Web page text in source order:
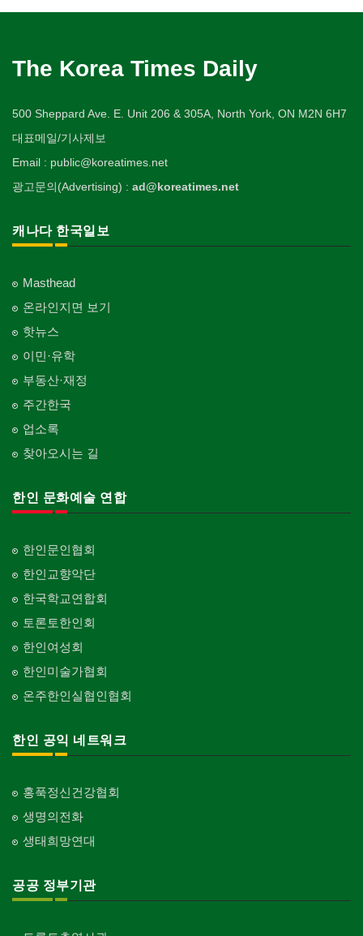
The Korea Times Daily
500 Sheppard Ave. E. Unit 206 & 305A, North York, ON M2N 6H7
대표메일/기사제보
Email : public@koreatimes.net
광고문의(Advertising) : ad@koreatimes.net
캐나다 한국일보
Masthead
온라인지면 보기
핫뉴스
이민·유학
부동산·재정
주간한국
업소록
찾아오시는 길
한인 문화예술 연합
한인문인협회
한인교향악단
한국학교연합회
토론토한인회
한인여성회
한인미술가협회
온주한인실협인협회
한인 공익 네트워크
홍푹정신건강협회
생명의전화
생태희망연대
공공 정부기관